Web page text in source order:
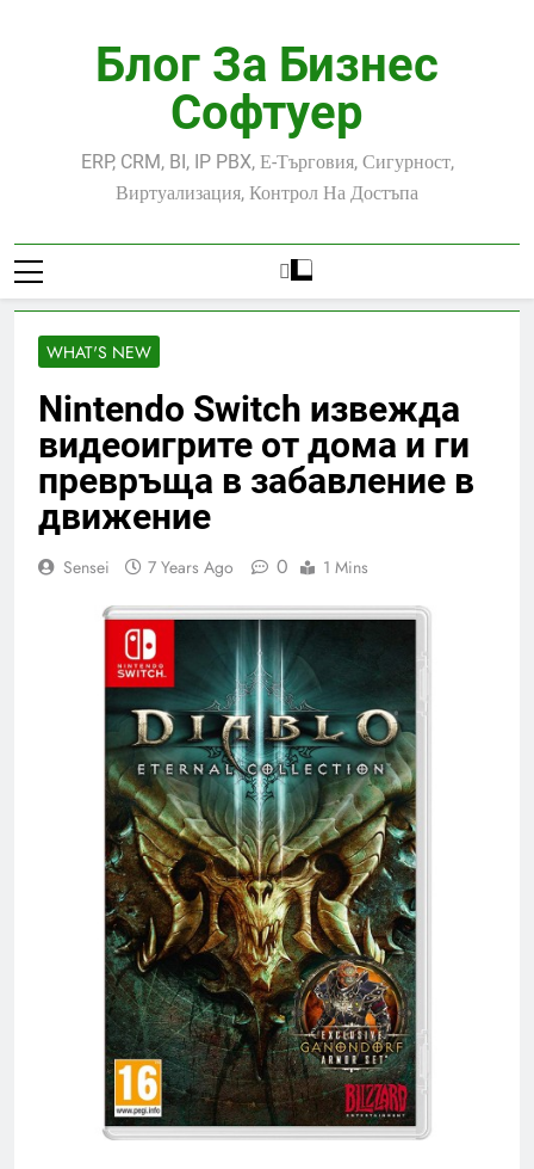
Блог За Бизнес
Софтуер
ERP, CRM, BI, IP PBX, Е-Търговия, Сигурност,
Виртуализация, Контрол На Достъпа
WHAT'S NEW
Nintendo Switch извежда
видеоигрите от дома и ги
превръща в забавление в
движение
Sensei 7 Years Ago 0 1 Mins